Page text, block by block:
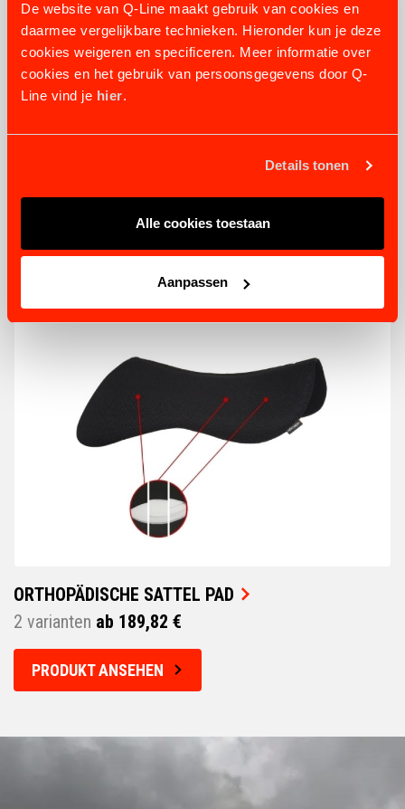
De website van Q-Line maakt gebruik van cookies en
daarmee vergelijkbare technieken. Hieronder kun je deze
cookies weigeren en specificeren. Meer informatie over
cookies en het gebruik van persoonsgegevens door Q-
Line vind je hier.
Details tonen
Alle cookies toestaan
Aanpassen
Preis auf Anfrage
PRODUKT ANSEHEN
ORTHOPÄDISCHE SATTEL PAD
2 varianten ab 189,82 €
PRODUKT ANSEHEN